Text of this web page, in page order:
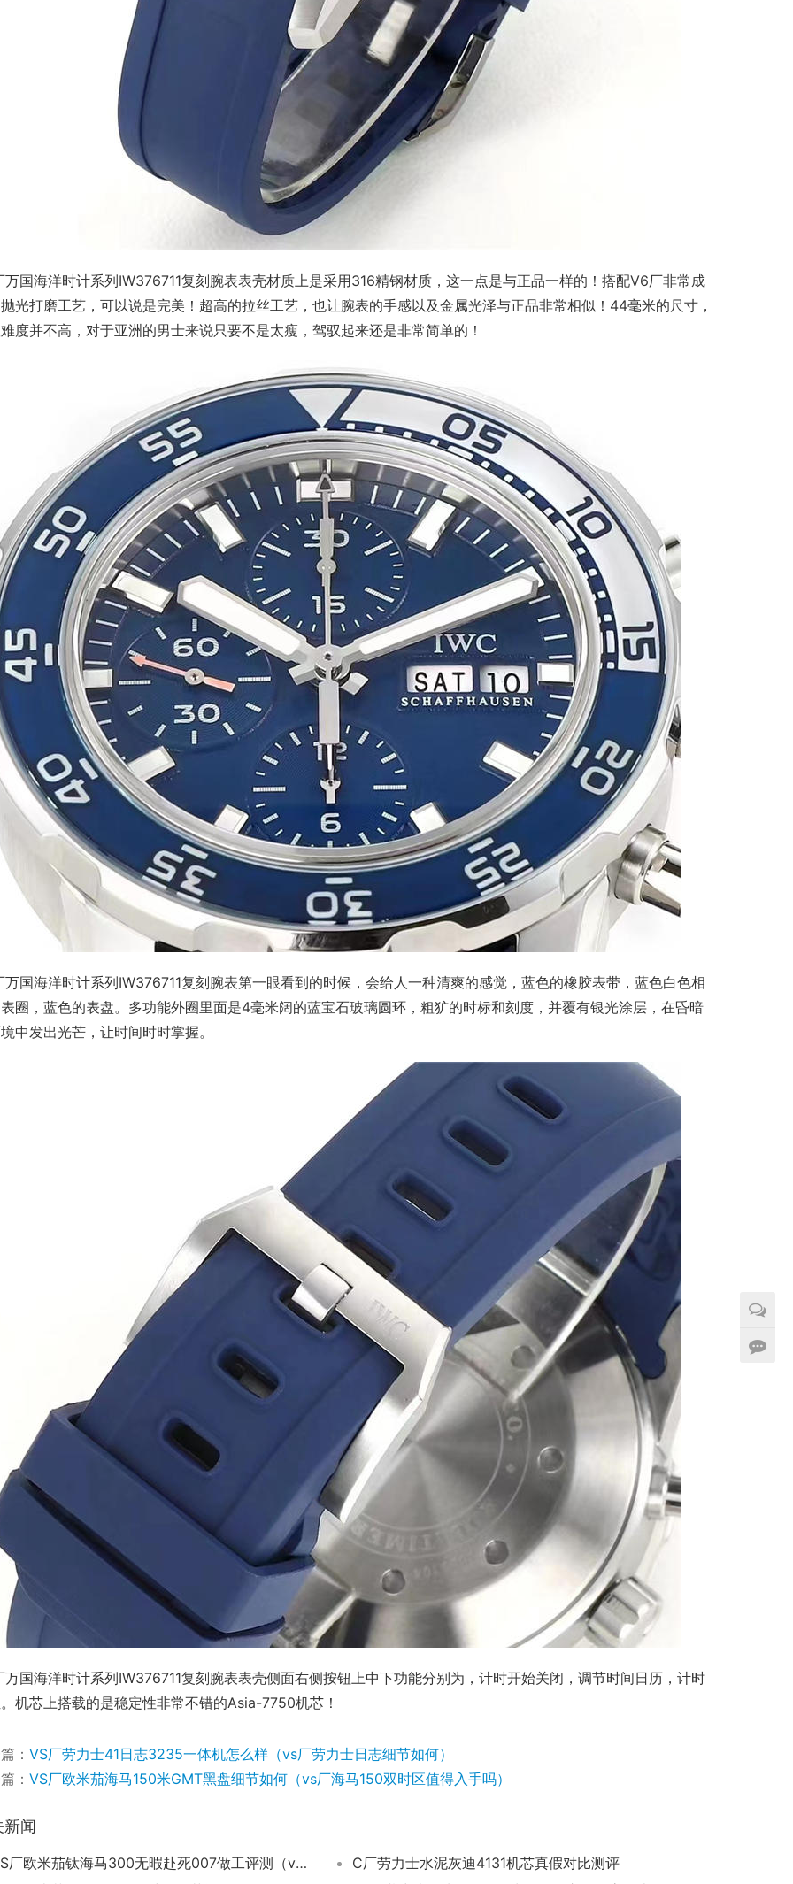
万国海洋时计系列IW376711复刻腕表表壳材质上是采用316精钢材质，这一点是与正品一样的！搭配V6厂非常成
光打磨工艺，可以说是完美！超高的拉丝工艺，也让腕表的手感以及金属光泽与正品非常相似！44毫米的尺寸，
度并不高，对于亚洲的男士来说只要不是太瘦，驾驭起来还是非常简单的！
万国海洋时计系列IW376711复刻腕表第一眼看到的时候，会给人一种清爽的感觉，蓝色的橡胶表带，蓝色白色相
圈，蓝色的表盘。多功能外圈里面是4毫米阔的蓝宝石玻璃圆环，粗犷的时标和刻度，并覆有银光涂层，在昏暗
中发出光芒，让时间时时掌握。
万国海洋时计系列IW376711复刻腕表表壳侧面右侧按钮上中下功能分别为，计时开始关闭，调节时间日历，计时
机芯上搭载的是稳定性非常不错的Asia-7750机芯！
： VS厂劳力士41日志3235一体机怎么样（vs厂劳力士日志细节如何）
： VS厂欧米茄海马150米GMT黑盘细节如何（vs厂海马150双时区值得入手吗）
新闻
VS厂欧米茄钛海马300无暇赴死007做工评测（vs厂无暇赴死怎么样）
C厂劳力士水泥灰迪4131机芯真假对比测评